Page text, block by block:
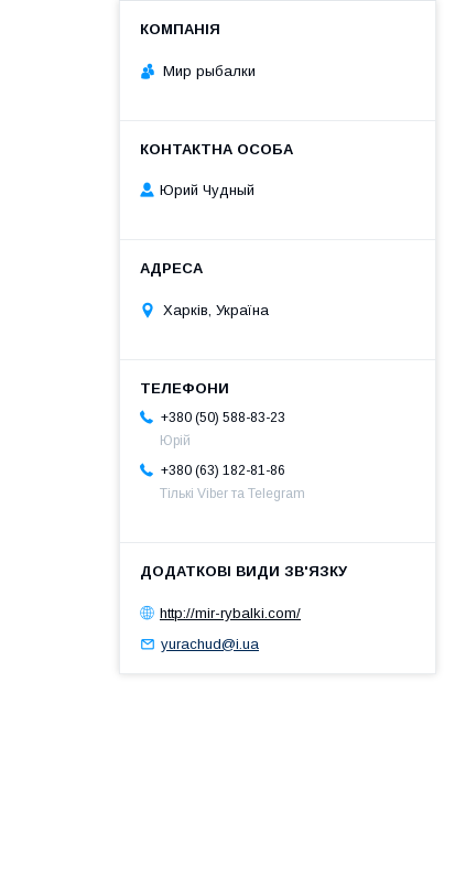
Мир рыбалки
Юрий Чудный
Харків, Україна
+380 (50) 588-83-23
Юрій
+380 (63) 182-81-86
Тількі Viber та Telegram
http://mir-rybalki.com/
yurachud@i.ua